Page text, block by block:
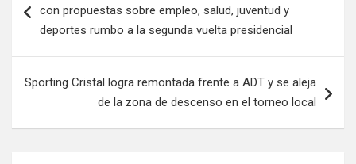
con propuestas sobre empleo, salud, juventud y
deportes rumbo a la segunda vuelta presidencial
Sporting Cristal logra remontada frente a ADT y se aleja
de la zona de descenso en el torneo local